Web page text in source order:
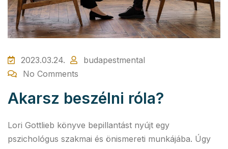
2023.03.24.
budapestmental
No Comments
Akarsz beszélni róla?
Lori Gottlieb könyve bepillantást nyújt egy
pszichológus szakmai és önismereti munkájába. Úgy